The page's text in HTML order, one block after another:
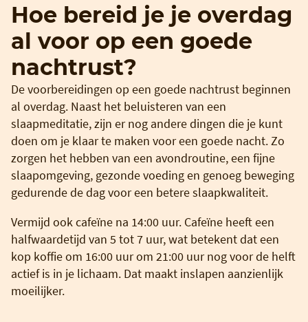
Hoe bereid je je overdag
al voor op een goede
nachtrust?
De voorbereidingen op een goede nachtrust beginnen
al overdag. Naast het beluisteren van een
slaapmeditatie, zijn er nog andere dingen die je kunt
doen om je klaar te maken voor een goede nacht. Zo
zorgen het hebben van een avondroutine, een fijne
slaapomgeving, gezonde voeding en genoeg beweging
gedurende de dag voor een betere slaapkwaliteit.
Vermijd ook cafeïne na 14:00 uur. Cafeïne heeft een
halfwaardetijd van 5 tot 7 uur, wat betekent dat een
kop koffie om 16:00 uur om 21:00 uur nog voor de helft
actief is in je lichaam. Dat maakt inslapen aanzienlijk
moeilijker.